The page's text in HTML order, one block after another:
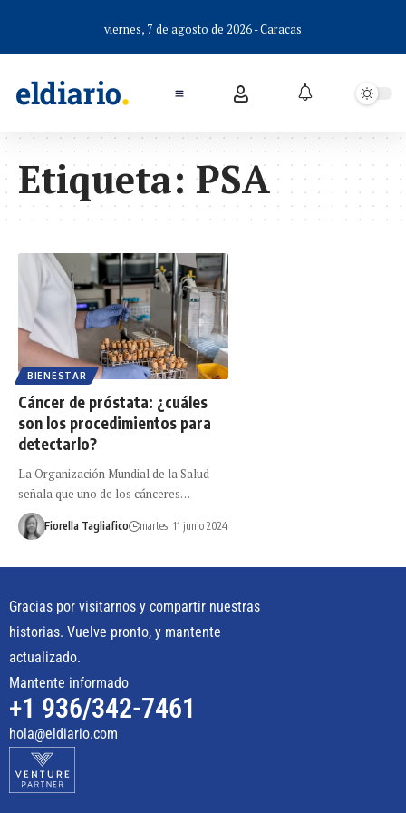
viernes, 7 de agosto de 2026 - Caracas
Etiqueta: PSA
BIENESTAR
Cáncer de próstata: ¿cuáles
son los procedimientos para
detectarlo?
La Organización Mundial de la Salud
señala que uno de los cánceres…
Fiorella Tagliafico martes, 11 junio 2024
Gracias por visitarnos y compartir nuestras
historias. Vuelve pronto, y mantente
actualizado.
Mantente informado
+1 936/342-7461
hola@eldiario.com